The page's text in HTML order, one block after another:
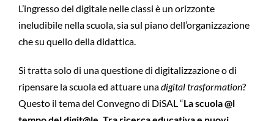
L’ingresso del digitale nelle classi è un orizzonte
ineludibile nella scuola, sia sul piano dell’organizzazione
che su quello della didattica.
Si tratta solo di una questione di digitalizzazione o di
ripensare la scuola ed attuare unadigital trasformation?
Questo il tema del Convegno di DiSAL “La scuola @l